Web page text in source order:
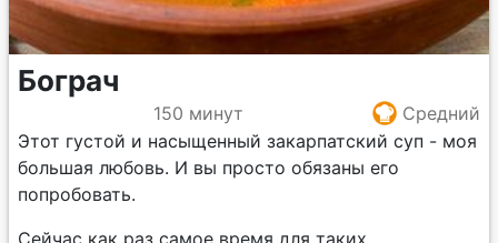
Бограч
150 минут
Средний
Этот густой и насыщенный закарпатский суп - моя
большая любовь. И вы просто обязаны его
попробовать.
Сейчас как раз самое время для таких